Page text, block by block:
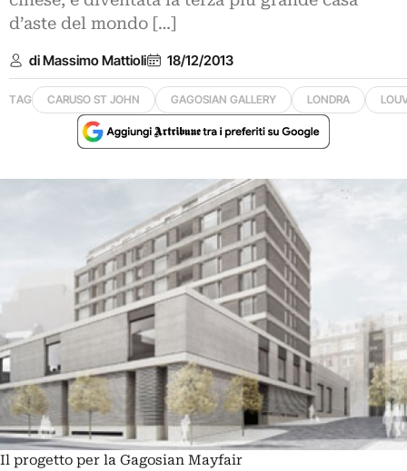
d’aste del mondo […]
di Massimo Mattioli 18/12/2013
TAG CARUSO ST JOHN GAGOSIAN GALLERY LONDRA
Il progetto per la Gagosian Mayfair